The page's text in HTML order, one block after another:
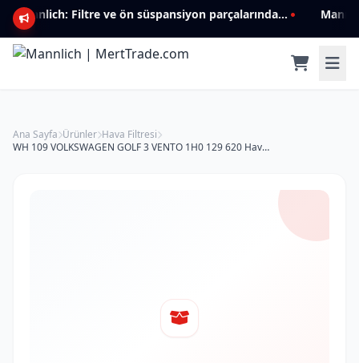
Mannlich: Filtre ve ön süspansiyon parçalarında genişleyen ürün yelpazesiyle kalite ve güven.
Ana Sayfa Ürünler Hava Filtresi
WH 109 VOLKSWAGEN GOLF 3 VENTO 1H0 129 620 Hava Filtresi